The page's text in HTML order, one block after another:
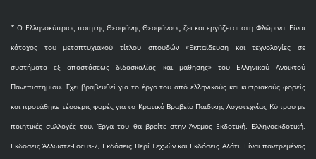
* O Eλληνοκύπριος ποιητής Θεοφάνης Θεοφάνους ζει και εργάζεται στη Φλώρινα. Είναι
κάτοχος του μεταπτυχιακού τίτλου σπουδών «Εκπαίδευση και τεχνολογίες σε
συστήματα εξ αποστάσεως διδασκαλίας και μάθησης» του Ελληνικού Ανοικτού
Πανεπιστημίου. Έχει βραβευθεί για το έργο του από ελληνικούς και κυπριακούς φορείς
και προτάθηκε τέσσερις φορές για το Κρατικό Βραβείο Παιδικής Λογοτεχνίας Κύπρου με
ποιητικές συλλογές του. Έργα του θα βρείτε στην Άνεμος Εκδοτική, Ελληνοεκδοτική,
Εκδόσεις Άλλωστε-Locus-7, Εκδόσεις Περί Τεχνών και Εκδόσεις Αλάτι. Είναι παντρεμένος